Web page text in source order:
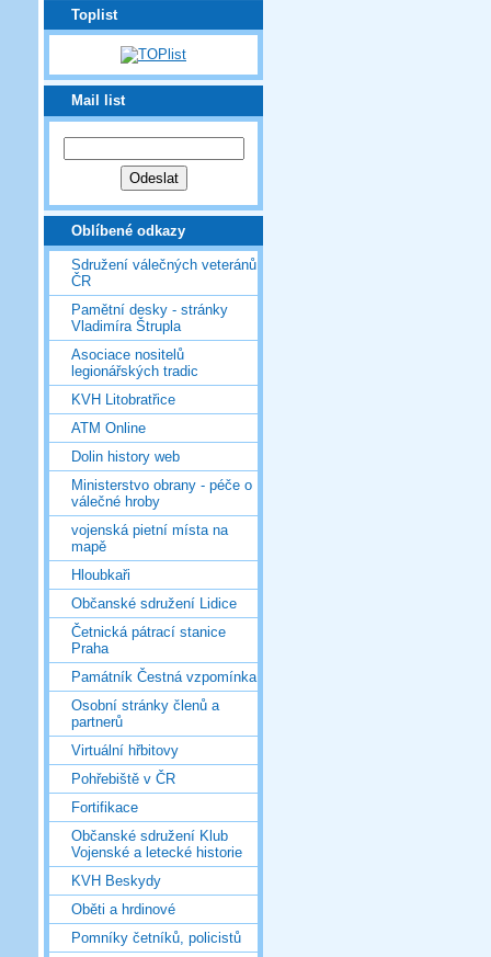
Toplist
Mail list
Oblíbené odkazy
Sdružení válečných veteránů
ČR
Pamětní desky - stránky
Vladimíra Štrupla
Asociace nositelů
legionářských tradic
KVH Litobratřice
ATM Online
Dolin history web
Ministerstvo obrany - péče o
válečné hroby
vojenská pietní místa na
mapě
Hloubkaři
Občanské sdružení Lidice
Četnická pátrací stanice
Praha
Památník Čestná vzpomínka
Osobní stránky členů a
partnerů
Virtuální hřbitovy
Pohřebiště v ČR
Fortifikace
Občanské sdružení Klub
Vojenské a letecké historie
KVH Beskydy
Oběti a hrdinové
Pomníky četníků, policistů